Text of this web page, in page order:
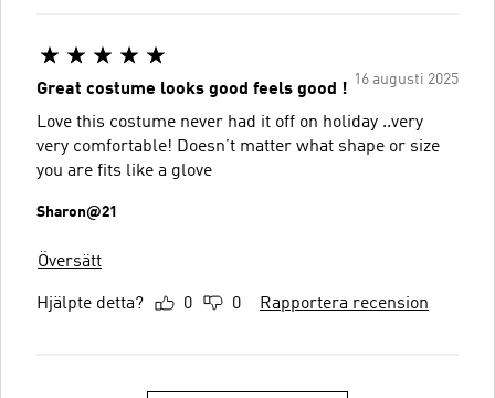
16 augusti 2025
Great costume looks good feels good !
Love this costume never had it off on holiday ..very
very comfortable! Doesn’t matter what shape or size
you are fits like a glove
Sharon@21
Översätt
Hjälpte detta? 0 0 Rapportera recension